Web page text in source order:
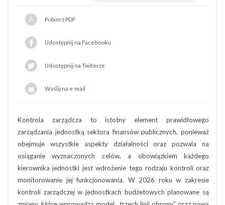
Pobierz PDF
Udostępnij na Facebooku
Udostępnij na Twiterze
Wyślij na e-mail
Kontrola zarządcza to istotny element prawidłowego
zarządzania jednostką sektora finansów publicznych, ponieważ
obejmuje wszystkie aspekty działalności oraz pozwala na
osiąganie wyznaczonych celów, a obowiązkiem każdego
kierownika jednostki jest wdrożenie tego rodzaju kontroli oraz
monitorowanie jej funkcjonowania. W 2026 roku w zakresie
kontroli zarządczej w jednostkach budżetowych planowane są